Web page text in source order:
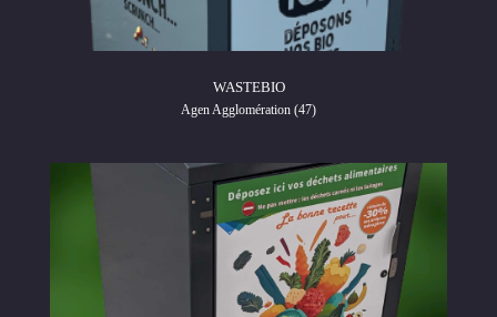
WASTEBIO
Agen Agglomération (47)